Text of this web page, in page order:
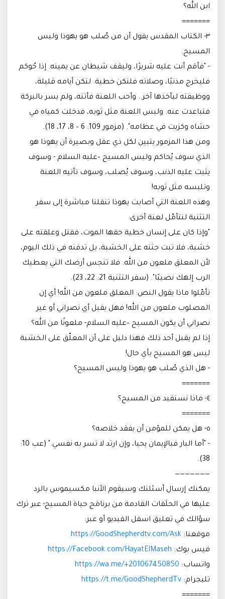
ابن الله؟
=======
٣- الكتاب المقدس يقول أن من صُلب هو يهوذا وليس
المسيح.
- "فأقم أنت عليه شريرًا، وليقف شيطان عن يمينه. إذا حُوكم
فليخرج مذنبًا، وصلاته فلتكن خطية. لتكن أيامه قليلة،
ووظيفته ليأخذها آخر.. وأحب اللعنة فأتته، ولم يسر بالبركة
فتباعدت عنه. ولبس اللعنة مثل ثوبه، فدخلت كمياه في
حشاه وكزيت في عظامه". (مزمور 109: 6 – 8، 17، 18).
ومن هذا المزمور يتبين لكل ذي عقل وبصيرة أن يهوذا هو
الذي سوف يُحاكم وليس المسيح –عليه السلام - وسوف
يثبت عليه الذنب، وسوف يُصلب، وسوف تأتيه اللعنة
وتلبسه مثل ثوبه!
وهذه اللعنة التي أصابت يهوذا تنقلنا مباشرة إلى سفر
التثنية لنتأمّل لعنة أخرى:
"وإذا كان على إنسان خطية حقها الموت، فقتل وعلقته على
خشبة، فلا تبت جثته على الخشبة، بل تدفنه في ذلك اليوم،
لأن المعلق ملعون من الله. فلا تنجس أرضك التي يعطيك
الرب إلهك نصيبًا". (سفر التثنية 21: 22، 23).
تأمّلوا ماذا يقول النص: المعلق ملعون من الله! أي إن
المصلوب ملعون من الله! فهل يقبل أي نصراني أو غير
نصراني أن يكون المسيح –عليه السلام- ملعونًا من الله؟
إذا لم يقبل أحد ذلك فهذا دليل على أن المعلّق على الخشبة
ليس هو المسيح بأي حال!
- هل الذي صُلب هو يهوذا وليس المسيح؟
=======
٤- ماذا نستفيد من المسيح؟
=======
٥- هل يمكن للمؤمن أن يفقد خلاصه؟
- "أما البار فبالإيمان يحيا، وإن ارتد لا تسر به نفسي." (عب 10:
38).
———————
يمكنك إرسال أسئلتك وسيقوم الأنبا مكسيموس بالرد
عليها في الحلَقات القادمة من برنامَج حياة المسيح؛ عبر ترك
سؤالك في تعليق اسفل الفيديو أو عبر:
موقعنا: https://GoodShepherdtv.com/Ask
فيس بوك: https://Facebook.com/HayatElMaseh
واتساب: https://wa.me/+201067450850
تليجرام: https://t.me/GoodShepherdTv
=======